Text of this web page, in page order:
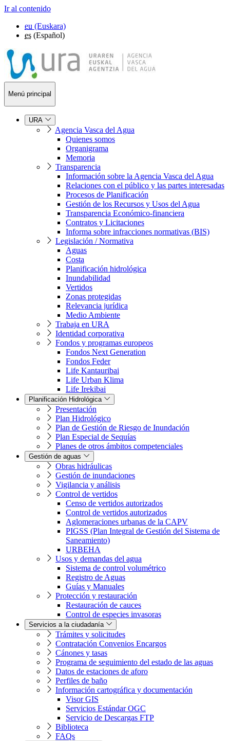
Ir al contenido
eu (Euskara)
es (Español)
Menú principal
URA
Agencia Vasca del Agua
Quienes somos
Organigrama
Memoria
Transparencia
Información sobre la Agencia Vasca del Agua
Relaciones con el público y las partes interesadas
Procesos de Planificación
Gestión de los Recursos y Usos del Agua
Transparencia Económico-financiera
Contratos y Licitaciones
Informa sobre infracciones normativas (BIS)
Legislación / Normativa
Aguas
Costa
Planificación hidrológica
Inundabilidad
Vertidos
Zonas protegidas
Relevancia jurídica
Medio Ambiente
Trabaja en URA
Identidad corporativa
Fondos y programas europeos
Fondos Next Generation
Fondos Feder
Life Kantauribai
Life Urban Klima
Life Irekibai
Planificación Hidrológica
Presentación
Plan Hidrológico
Plan de Gestión de Riesgo de Inundación
Plan Especial de Sequías
Planes de otros ámbitos competenciales
Gestión de aguas
Obras hidráulicas
Gestión de inundaciones
Vigilancia y análisis
Control de vertidos
Censo de vertidos autorizados
Control de vertidos autorizados
Aglomeraciones urbanas de la CAPV
PIGSS (Plan Integral de Gestión del Sistema de
Saneamiento)
URBEHA
Usos y demandas del agua
Sistema de control volumétrico
Registro de Aguas
Guías y Manuales
Protección y restauración
Restauración de cauces
Control de especies invasoras
Servicios a la ciudadanía
Trámites y solicitudes
Contratación Convenios Encargos
Cánones y tasas
Programa de seguimiento del estado de las aguas
Datos de estaciones de aforo
Perfiles de baño
Información cartográfica y documentación
Visor GIS
Servicios Estándar OGC
Servicio de Descargas FTP
Biblioteca
FAQs